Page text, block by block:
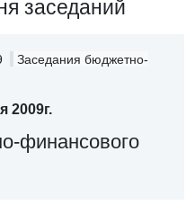
заседаний
Заседания бюджетно-
2009г.
финансового